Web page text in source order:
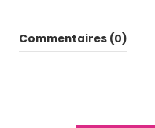
Commentaires (0)